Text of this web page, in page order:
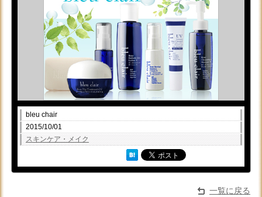
bleu chair
2015/10/01
スキンケア・メイク
一覧に戻る